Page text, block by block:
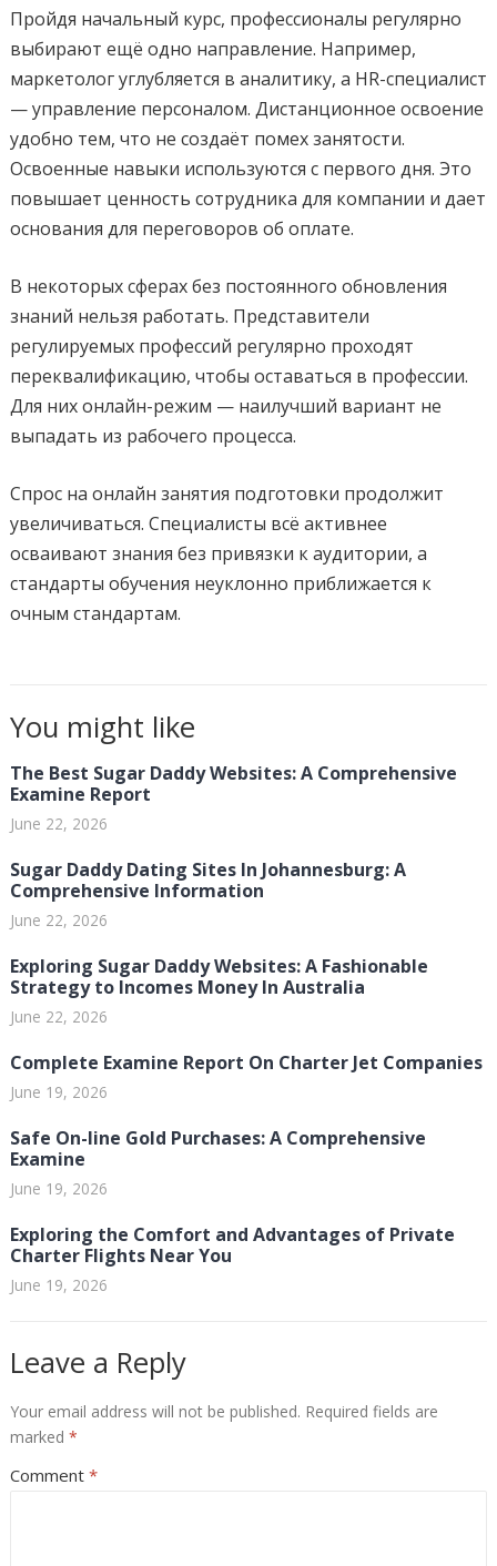
Пройдя начальный курс, профессионалы регулярно
выбирают ещё одно направление. Например,
маркетолог углубляется в аналитику, а HR-специалист
— управление персоналом. Дистанционное освоение
удобно тем, что не создаёт помех занятости.
Освоенные навыки используются с первого дня. Это
повышает ценность сотрудника для компании и дает
основания для переговоров об оплате.
В некоторых сферах без постоянного обновления
знаний нельзя работать. Представители
регулируемых профессий регулярно проходят
переквалификацию, чтобы оставаться в профессии.
Для них онлайн-режим — наилучший вариант не
выпадать из рабочего процесса.
Спрос на онлайн занятия подготовки продолжит
увеличиваться. Специалисты всё активнее
осваивают знания без привязки к аудитории, а
стандарты обучения неуклонно приближается к
очным стандартам.
You might like
The Best Sugar Daddy Websites: A Comprehensive
Examine Report
June 22, 2026
Sugar Daddy Dating Sites In Johannesburg: A
Comprehensive Information
June 22, 2026
Exploring Sugar Daddy Websites: A Fashionable
Strategy to Incomes Money In Australia
June 22, 2026
Complete Examine Report On Charter Jet Companies
June 19, 2026
Safe On-line Gold Purchases: A Comprehensive
Examine
June 19, 2026
Exploring the Comfort and Advantages of Private
Charter Flights Near You
June 19, 2026
Leave a Reply
Your email address will not be published. Required fields are
marked *
Comment *